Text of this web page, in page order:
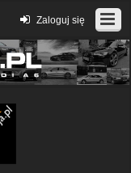
Zaloguj się